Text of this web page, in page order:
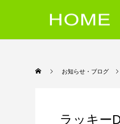
お知らせ・ブログ
ラッキー